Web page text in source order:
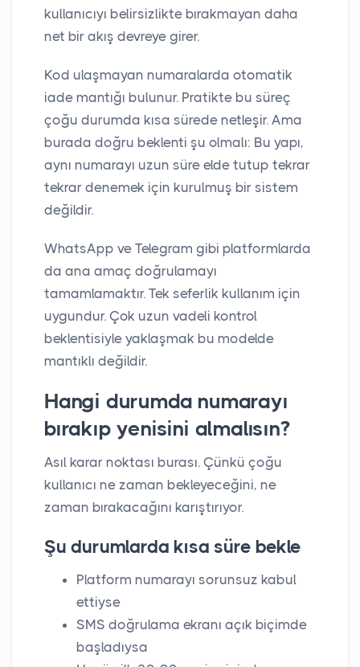
kullanıcıyı belirsizlikte bırakmayan daha
net bir akış devreye girer.
Kod ulaşmayan numaralarda otomatik
iade mantığı bulunur. Pratikte bu süreç
çoğu durumda kısa sürede netleşir. Ama
burada doğru beklenti şu olmalı: Bu yapı,
aynı numarayı uzun süre elde tutup tekrar
tekrar denemek için kurulmuş bir sistem
değildir.
WhatsApp ve Telegram gibi platformlarda
da ana amaç doğrulamayı
tamamlamaktır. Tek seferlik kullanım için
uygundur. Çok uzun vadeli kontrol
beklentisiyle yaklaşmak bu modelde
mantıklı değildir.
Hangi durumda numarayı
bırakıp yenisini almalısın?
Asıl karar noktası burası. Çünkü çoğu
kullanıcı ne zaman bekleyeceğini, ne
zaman bırakacağını karıştırıyor.
Şu durumlarda kısa süre bekle
Platform numarayı sorunsuz kabul
ettiyse
SMS doğrulama ekranı açık biçimde
başladıysa